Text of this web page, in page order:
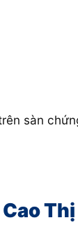
sàn